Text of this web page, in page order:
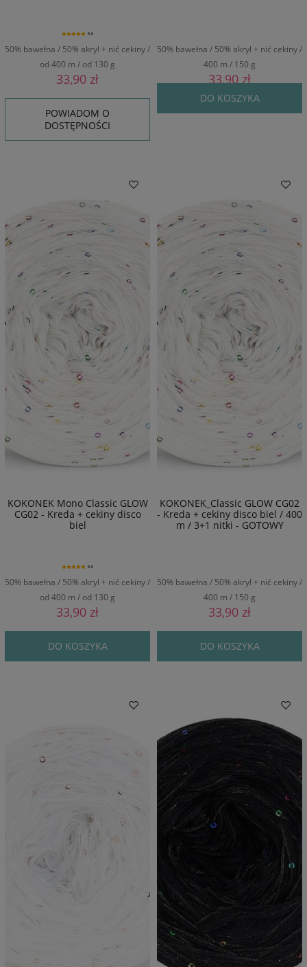
50% bawełna / 50% akryl + nić cekiny /
od 400 m / od 130 g
5.0
33,90 zł
POWIADOM O
DOSTĘPNOŚCI
50% bawełna / 50% akryl + nić cekiny /
400 m / 150 g
33,90 zł
DO KOSZYKA
KOKONEK Mono Classic GLOW
CG02 - Kreda + cekiny disco
biel
50% bawełna / 50% akryl + nić cekiny /
od 400 m / od 130 g
5.0
33,90 zł
DO KOSZYKA
KOKONEK_Classic GLOW CG02
- Kreda + cekiny disco biel / 400
m / 3+1 nitki - GOTOWY
50% bawełna / 50% akryl + nić cekiny /
400 m / 150 g
33,90 zł
DO KOSZYKA